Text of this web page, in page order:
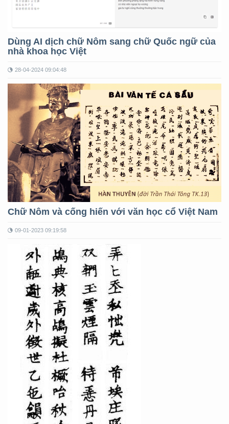
Dùng AI dịch chữ Nôm sang chữ Quốc ngữ của
nhà khoa học Việt
28-04-2024 09:04:48
Chữ Nôm và cống hiến với văn học cổ Việt Nam
09-01-2023 09:19:58